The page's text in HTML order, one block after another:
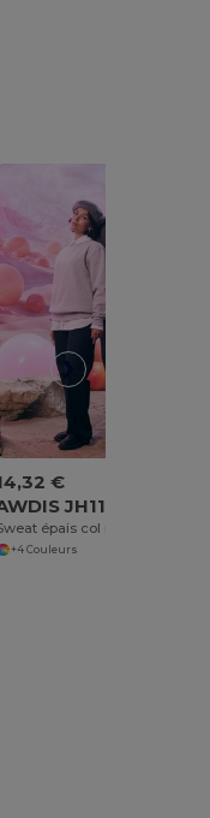
€
JH113
épais col rond
+4 Couleurs